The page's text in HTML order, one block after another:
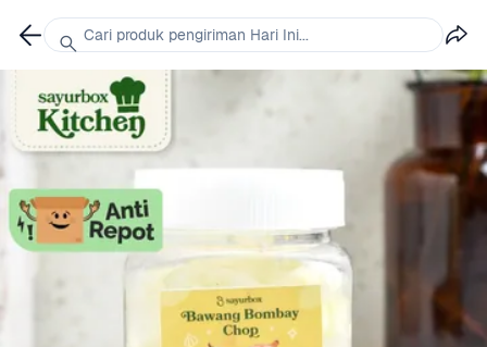
Cari produk pengiriman Hari Ini...